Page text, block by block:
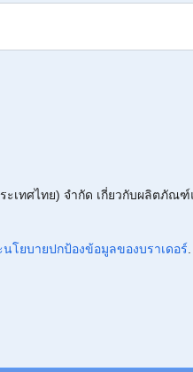
เทศไทย) จำกัด เกี่ยวกับผลิตภั
นโยบายปกป้องข้อมูลของบราเดอร์